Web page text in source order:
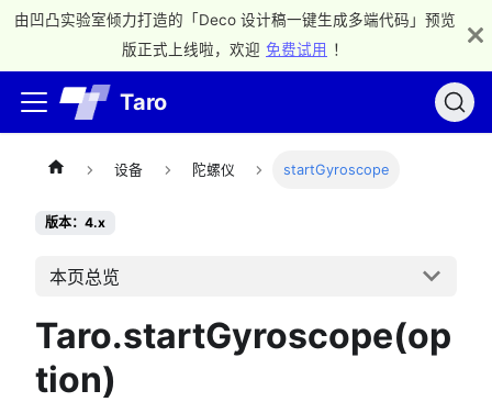
由凹凸实验室倾力打造的「Deco 设计稿一键生成多端代码」预览
版正式上线啦，欢迎 免费试用 ！
Taro
设备 陀螺仪 startGyroscope
版本：4.x
本页总览
Taro.startGyroscope(op
tion)